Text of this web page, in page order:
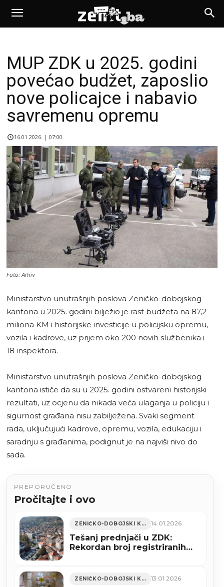
MUP ZDK u 2025. godini
povećao budžet, zaposlio
nove policajce i nabavio
savremenu opremu
16.01.2026. | 07:00
Foto: Arhiv
Ministarstvo unutrašnjih poslova Zeničko-dobojskog
kantona u 2025. godini bilježio je rast budžeta na 87,2
miliona KM i historijske investicije u policijsku opremu,
vozila i kadrove, uz prijem oko 200 novih službenika i
18 inspektora.
Ministarstvo unutrašnjih poslova Zeničko-dobojskog
kantona ističe da su u 2025. godini ostvareni historijski
rezultati, uz ocjenu da nikada veća ulaganja u policiju i
sigurnost građana nisu zabilježena. Svaki segment
rada, uključujući kadrove, opremu, vozila, edukaciju i
saradnju s građanima, podignut je na najviši nivo do
sada.
PREPORUČENO
Pročitajte i ovo
ZENIČKO-DOBOJSKI KANTON 14.01.2026
Tešanj prednjači u ZDK:
Rekordan broj registriranih
ZENIČKO-DOBOJSKI KANTON 13.01.2026